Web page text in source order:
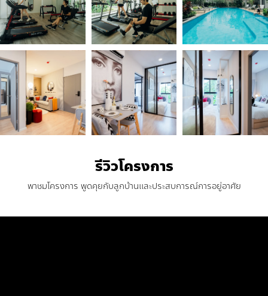
รีวิวโครงการ
พาชมโครงการ พูดคุยกับลูกบ้านและประสบการณ์การอยู่อาศัย